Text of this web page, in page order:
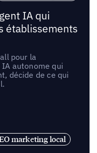
IA qui
établissements
pour la
autonome qui
décide de ce qui
marketing local